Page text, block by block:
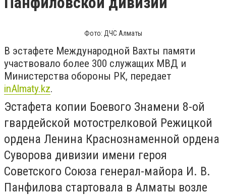
Фото: ДЧС Алматы
В эстафете Международной Вахты памяти
участвовало более 300 служащих МВД и
Министерства обороны РК, передает
inAlmaty.kz.
Эстафета копии Боевого Знамени 8-ой
гвардейской мотострелковой Режицкой
ордена Ленина Краснознаменной ордена
Суворова дивизии имени героя
Советского Союза генерал-майора И. В.
Панфилова стартовала в Алматы возле